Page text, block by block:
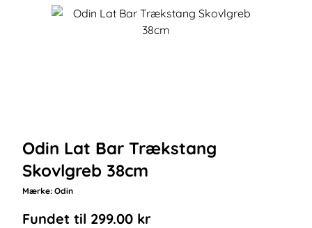
Odin Lat Bar Trækstang
Skovlgreb 38cm
Mærke: Odin
Fundet til 299.00 kr